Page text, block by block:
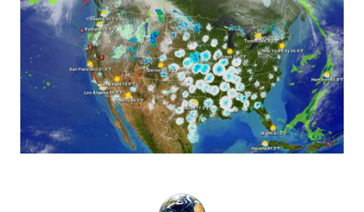
vostro Mac che tramite email o SMS.